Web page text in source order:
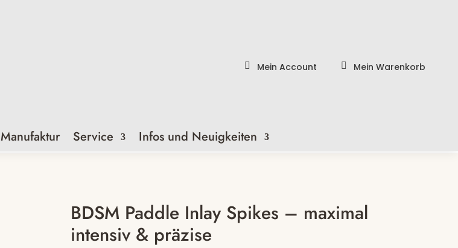
 Mein Account  Mein Warenkorb
Manufaktur Service Infos und Neuigkeiten
BDSM Paddle Inlay Spikes – maximal
intensiv & präzise